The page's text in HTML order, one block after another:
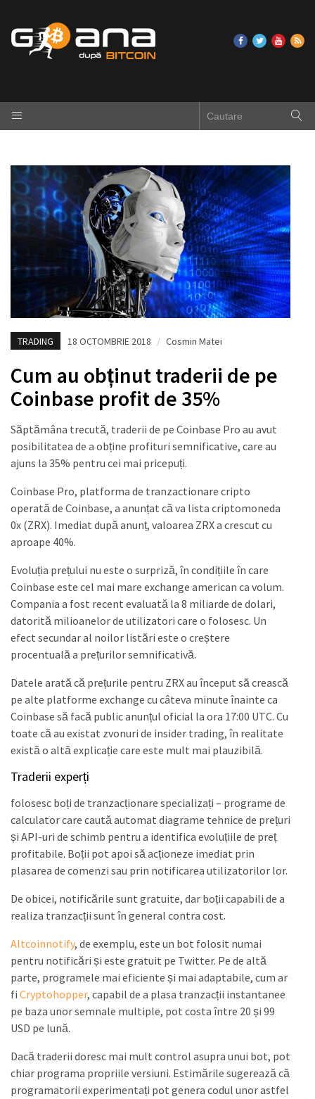
TRADING 18 OCTOMBRIE 2018 / Cosmin Matei
Cum au obținut traderii de pe
Coinbase profit de 35%
Săptămâna trecută, traderii de pe Coinbase Pro au avut
posibilitatea de a obține profituri semnificative, care au
ajuns la 35% pentru cei mai pricepuți.
Coinbase Pro, platforma de tranzactionare cripto
operată de Coinbase, a anunțat că va lista criptomoneda
0x (ZRX). Imediat după anunț, valoarea ZRX a crescut cu
aproape 40%.
Evoluția prețului nu este o surpriză, în condițiile în care
Coinbase este cel mai mare exchange american ca volum.
Compania a fost recent evaluată la 8 miliarde de dolari,
datorită milioanelor de utilizatori care o folosesc. Un
efect secundar al noilor listări este o creștere
procentuală a prețurilor semnificativă.
Datele arată că prețurile pentru ZRX au început să crească
pe alte platforme exchange cu câteva minute înainte ca
Coinbase să facă public anunțul oficial la ora 17:00 UTC. Cu
toate că au existat zvonuri de insider trading, în realitate
există o altă explicație care este mult mai plauzibilă.
Traderii experți
folosesc boți de tranzacționare specializați – programe de
calculator care caută automat diagrame tehnice de prețuri
și API-uri de schimb pentru a identifica evoluțiile de preț
profitabile. Boții pot apoi să acționeze imediat prin
plasarea de comenzi sau prin notificarea utilizatorilor lor.
De obicei, notificările sunt gratuite, dar boții capabili de a
realiza tranzacții sunt în general contra cost.
Altcoinnotify, de exemplu, este un bot folosit numai
pentru notificări și este gratuit pe Twitter. Pe de altă
parte, programele mai eficiente și mai adaptabile, cum ar
fi Cryptohopper, capabil de a plasa tranzacții instantanee
pe baza unor semnale multiple, pot costa între 20 și 99
USD pe lună.
Dacă traderii doresc mai mult control asupra unui bot, pot
chiar programa propriile versiuni. Estimările sugerează că
programatorii experimentați pot genera codul unor astfel